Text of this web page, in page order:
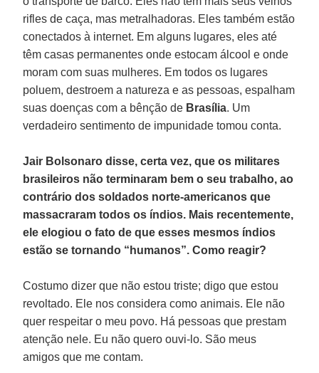
rifles de caça, mas metralhadoras. Eles também estão
conectados à internet. Em alguns lugares, eles até
têm casas permanentes onde estocam álcool e onde
moram com suas mulheres. Em todos os lugares
poluem, destroem a natureza e as pessoas, espalham
suas doenças com a bênção de Brasília. Um
verdadeiro sentimento de impunidade tomou conta.
Jair Bolsonaro disse, certa vez, que os militares
brasileiros não terminaram bem o seu trabalho, ao
contrário dos soldados norte-americanos que
massacraram todos os índios. Mais recentemente,
ele elogiou o fato de que esses mesmos índios
estão se tornando “humanos”. Como reagir?
Costumo dizer que não estou triste; digo que estou
revoltado. Ele nos considera como animais. Ele não
quer respeitar o meu povo. Há pessoas que prestam
atenção nele. Eu não quero ouvi-lo. São meus
amigos que me contam.